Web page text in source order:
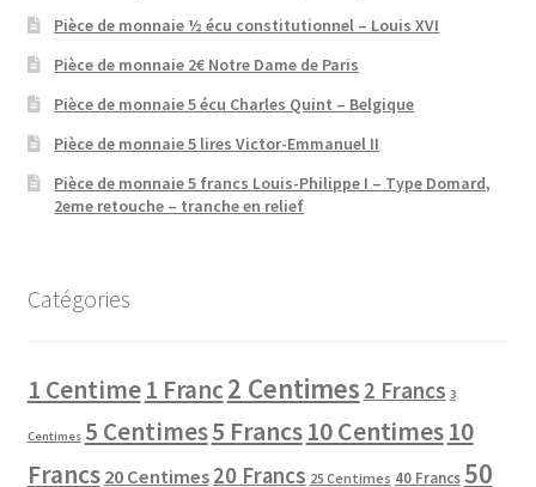
Pièce de monnaie ½ écu constitutionnel – Louis XVI
Pièce de monnaie 2€ Notre Dame de Paris
Pièce de monnaie 5 écu Charles Quint – Belgique
Pièce de monnaie 5 lires Victor-Emmanuel II
Pièce de monnaie 5 francs Louis-Philippe I – Type Domard,
2eme retouche – tranche en relief
Catégories
1 Centime1 Franc2 Centimes 2 Francs 3
Centimes 5 Centimes5 Francs10 Centimes10
Francs 20 Centimes 20 Francs 25 Centimes 40 Francs 50